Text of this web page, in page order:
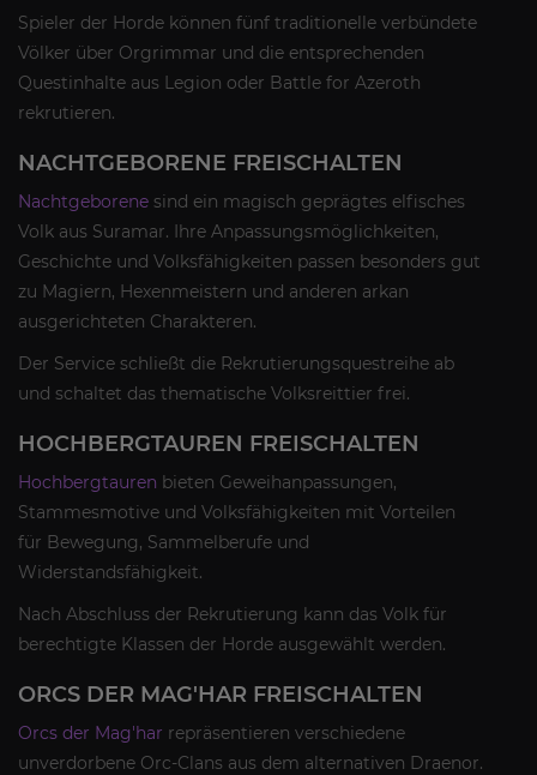
Spieler der Horde können fünf traditionelle verbündete
Völker über Orgrimmar und die entsprechenden
Questinhalte aus Legion oder Battle for Azeroth
rekrutieren.
NACHTGEBORENE FREISCHALTEN
Nachtgeborene sind ein magisch geprägtes elfisches
Volk aus Suramar. Ihre Anpassungsmöglichkeiten,
Geschichte und Volksfähigkeiten passen besonders gut
zu Magiern, Hexenmeistern und anderen arkan
ausgerichteten Charakteren.
Der Service schließt die Rekrutierungsquestreihe ab
und schaltet das thematische Volksreittier frei.
HOCHBERGTAUREN FREISCHALTEN
Hochbergtauren bieten Geweihanpassungen,
Stammesmotive und Volksfähigkeiten mit Vorteilen
für Bewegung, Sammelberufe und
Widerstandsfähigkeit.
Nach Abschluss der Rekrutierung kann das Volk für
berechtigte Klassen der Horde ausgewählt werden.
ORCS DER MAG'HAR FREISCHALTEN
Orcs der Mag'har repräsentieren verschiedene
unverdorbene Orc-Clans aus dem alternativen Draenor.